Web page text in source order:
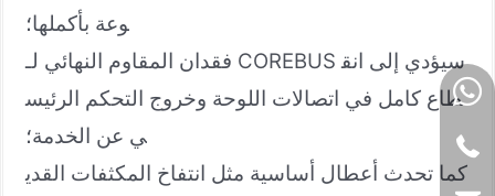
وعة بأكملها؛
فقدان المقاوم النهائي لـ COREBUS سيؤدي إلى انق
طاع كامل في اتصالات اللوحة وخروج التحكم الرئيس
ي عن الخدمة؛
كما تحدث أعطال أساسية مثل انتفاخ المكثفات القدي